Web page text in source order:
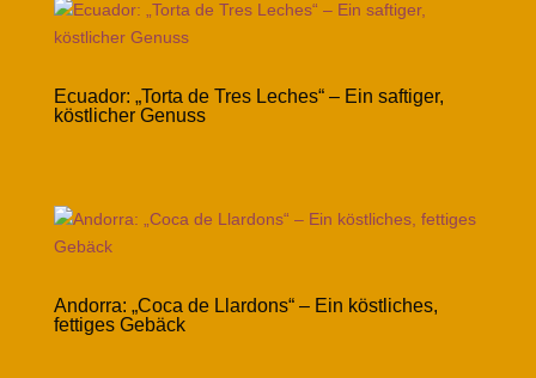
Ecuador: „Torta de Tres Leches“ – Ein saftiger,
köstlicher Genuss
Andorra: „Coca de Llardons“ – Ein köstliches,
fettiges Gebäck